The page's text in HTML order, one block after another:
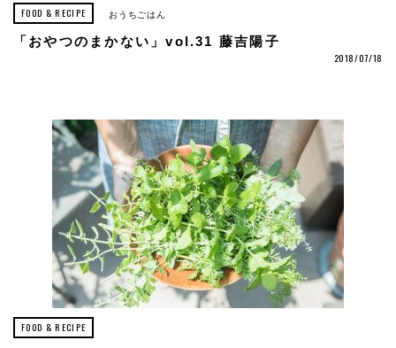
FOOD & RECIPE おうちごはん
「おやつのまかない」vol.31 藤吉陽子
2018/07/18
FOOD & RECIPE